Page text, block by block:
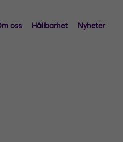
oss Hållbarhet Nyheter